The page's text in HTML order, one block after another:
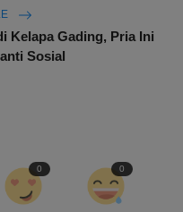
Kelapa Gading, Pria Ini
Sosial
0 0